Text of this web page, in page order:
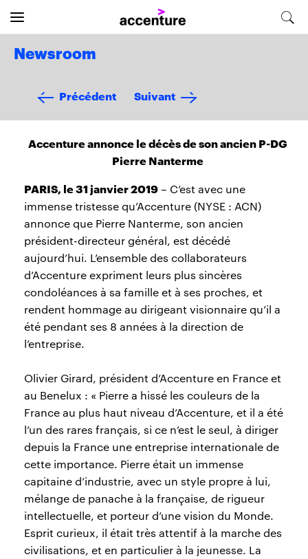
Newsroom
Précédent Suivant
Accenture annonce le décès de son ancien P-DG
Pierre Nanterme
PARIS, le 31 janvier 2019– C’est avec une
immense tristesse qu’Accenture (NYSE : ACN)
annonce que Pierre Nanterme, son ancien
président-directeur général, est décédé
aujourd’hui. L’ensemble des collaborateurs
d’Accenture expriment leurs plus sincères
condoléances à sa famille et à ses proches, et
rendent hommage au dirigeant visionnaire qu’il a
été pendant ses 8 années à la direction de
l’entreprise.
Olivier Girard, président d’Accenture en France et
au Benelux : « Pierre a hissé les couleurs de la
France au plus haut niveau d’Accenture, et il a été
l’un des rares français, si ce n’est le seul, à diriger
depuis la France une entreprise internationale de
cette importance. Pierre était un immense
capitaine d’industrie, avec un style propre à lui,
mélange de panache à la française, de rigueur
intellectuelle, et porteur d’une vision du Monde.
Esprit curieux, il était très attentif à la marche des
civilisations, et en particulier à la jeunesse. La